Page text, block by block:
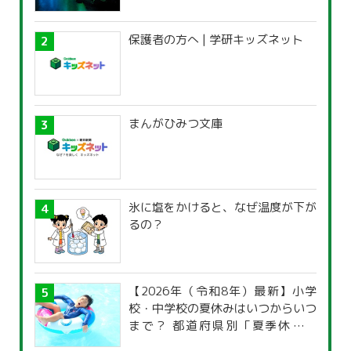
保護者の方へ | 学研キッズネット
まんがひみつ文庫
氷に塩をかけると、なぜ温度が下が
るの？
【2026年（令和8年）最新】小学
校・中学校の夏休みはいつからいつ
まで？ 都道府県別「夏季休暇一